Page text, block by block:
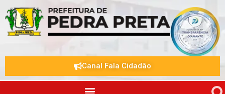
Canal Fala Cidadão